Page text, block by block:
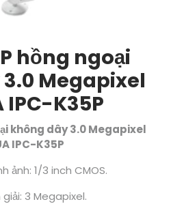
hồng ngoại
Megapixel
IPC-K35P
không dây 3.0 Megapixel
IPC-K35P
ảnh: 1/3 inch CMOS.
3 Megapixel.